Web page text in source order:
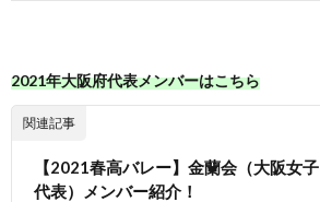
2021年大阪府代表メンバーはこちら
関連記事
【2021春高バレー】金蘭会（大阪女子
代表）メンバー紹介！